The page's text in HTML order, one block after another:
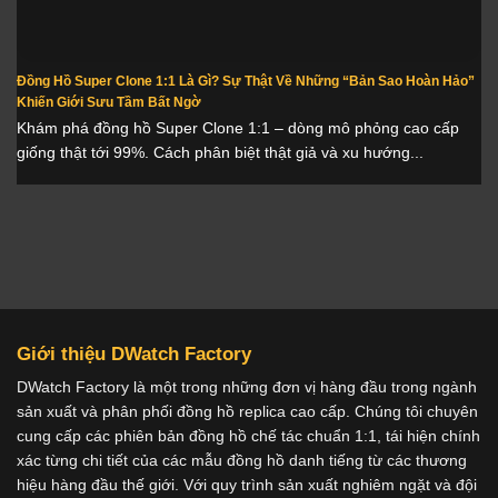
Đồng Hồ Super Clone 1:1 Là Gì? Sự Thật Về Những “Bản Sao Hoàn Hảo”
Khiến Giới Sưu Tầm Bất Ngờ
Khám phá đồng hồ Super Clone 1:1 – dòng mô phỏng cao cấp
giống thật tới 99%. Cách phân biệt thật giả và xu hướng...
Giới thiệu DWatch Factory
DWatch Factory là một trong những đơn vị hàng đầu trong ngành
sản xuất và phân phối đồng hồ replica cao cấp. Chúng tôi chuyên
cung cấp các phiên bản đồng hồ chế tác chuẩn 1:1, tái hiện chính
xác từng chi tiết của các mẫu đồng hồ danh tiếng từ các thương
hiệu hàng đầu thế giới. Với quy trình sản xuất nghiêm ngặt và đội